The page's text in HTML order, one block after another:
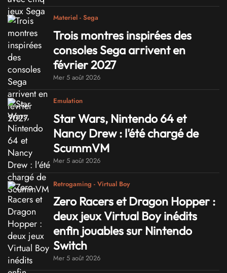
Materiel - Sega
Trois montres inspirées des
consoles Sega arrivent en
février 2027
Mer 5 août 2026
Emulation
Star Wars, Nintendo 64 et
Nancy Drew : l'été chargé de
ScummVM
Mer 5 août 2026
Retrogaming - Virtual Boy
Zero Racers et Dragon Hopper :
deux jeux Virtual Boy inédits
enfin jouables sur Nintendo
Switch
Mer 5 août 2026